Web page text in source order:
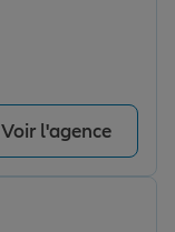
Voir l'agence